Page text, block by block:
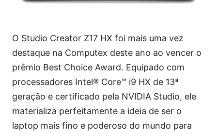
O Studio Creator Z17 HX foi mais uma vez
destaque na Computex deste ano ao vencer o
prêmio Best Choice Award. Equipado com
processadores Intel® Core™ i9 HX de 13ª
geração e certificado pela NVIDIA Studio, ele
materializa perfeitamente a ideia de ser o
laptop mais fino e poderoso do mundo para